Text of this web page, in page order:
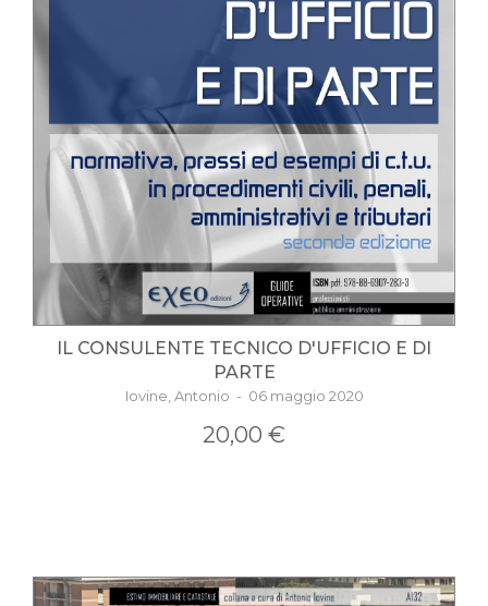
IL CONSULENTE TECNICO D'UFFICIO E DI
PARTE
Iovine, Antonio - 06 maggio 2020
20,00 €